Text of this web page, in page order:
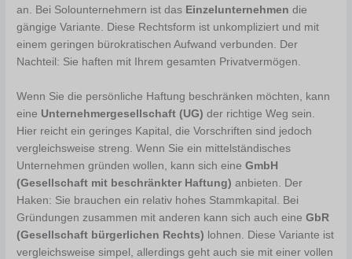
an. Bei Solounternehmern ist das Einzelunternehmen die
gängige Variante. Diese Rechtsform ist unkompliziert und mit
einem geringen bürokratischen Aufwand verbunden. Der
Nachteil: Sie haften mit Ihrem gesamten Privatvermögen.
Wenn Sie die persönliche Haftung beschränken möchten, kann
eine Unternehmergesellschaft (UG) der richtige Weg sein.
Hier reicht ein geringes Kapital, die Vorschriften sind jedoch
vergleichsweise streng. Wenn Sie ein mittelständisches
Unternehmen gründen wollen, kann sich eineGmbH
(Gesellschaft mit beschränkter Haftung)anbieten. Der
Haken: Sie brauchen ein relativ hohes Stammkapital. Bei
Gründungen zusammen mit anderen kann sich auch eineGbR
(Gesellschaft bürgerlichen Rechts) lohnen. Diese Variante ist
vergleichsweise simpel, allerdings geht auch sie mit einer vollen